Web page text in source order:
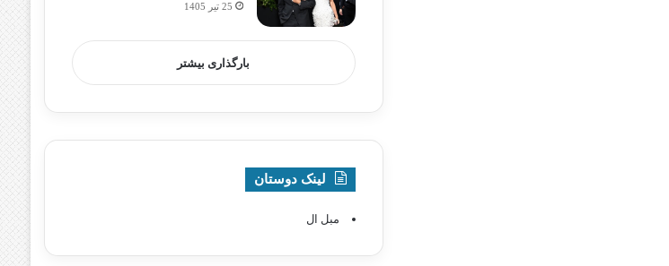
25 تیر 1405
بارگذاری بیشتر
لینک دوستان
مبل ال